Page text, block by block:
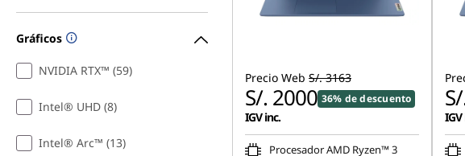
Gráficos
NVIDIA RTX™ (59)
Intel® UHD (8)
Intel® Arc™ (13)
Precio Web S/. 3163
S/. 2000 36% de descuento
IGV inc.
Procesador AMD Ryzen™ 3
IGV